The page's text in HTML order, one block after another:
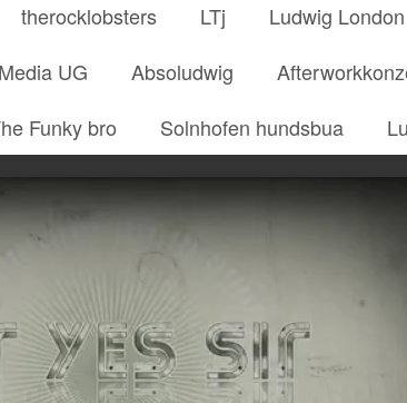
therocklobsters LTj Ludwig
UG Absoludwig
Funky bro Solnhofen hundsbua